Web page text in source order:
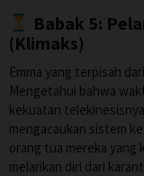
Babak 5:
(Klimaks)
Emma yang terpisah
Mengetahui bahwa
kekuatan
mengacaukan sistem
orang tua mereka yang
melarikan diri dari